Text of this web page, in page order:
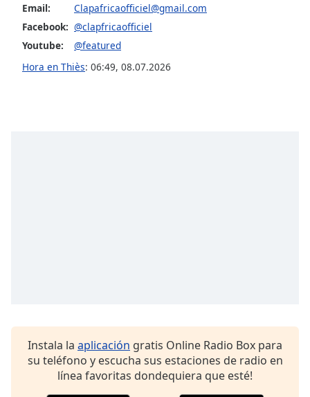
descriptions
off,
selected
Subtitles
This
Email:
Clapafricaofficiel@gmail.com
Facebook: @clapfricaofficiel
Youtube:
@featured
Hora en Thiès: 06:49, 08.07.2026
Instala la aplicación gratis Online Radio Box para
su teléfono y escucha sus estaciones de radio en
línea favoritas dondequiera que esté!